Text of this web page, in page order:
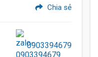
Chia sẻ
0903394679